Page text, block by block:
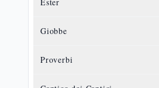
Giobbe
Proverbi